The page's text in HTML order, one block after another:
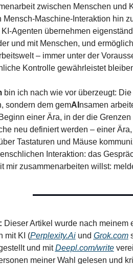
zwischen Menschen und
Mensch-Maschine-Interaktion hin
Agenten übernehmen
und mit Menschen, und
– immer unter der
Kontrolle gewährleistet
bin ich nach wie vor überzeugt:
sondern dem gemAI nsamen
einer Ära, in der die
neu definiert werden – einer
Tastaturen und Mäuse
Interaktion: das
mir zusammenarbeiten willst:
Dieser Artikel wurde nach meinem
mit KI (Perplexity.Ai und Grok.com
und mit Deepl.com/write